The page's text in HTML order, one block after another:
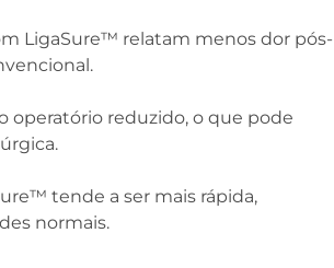
LigaSure™ relatam menos dor pós-
operatório reduzido, o que pode
tende a ser mais rápida,
normais.